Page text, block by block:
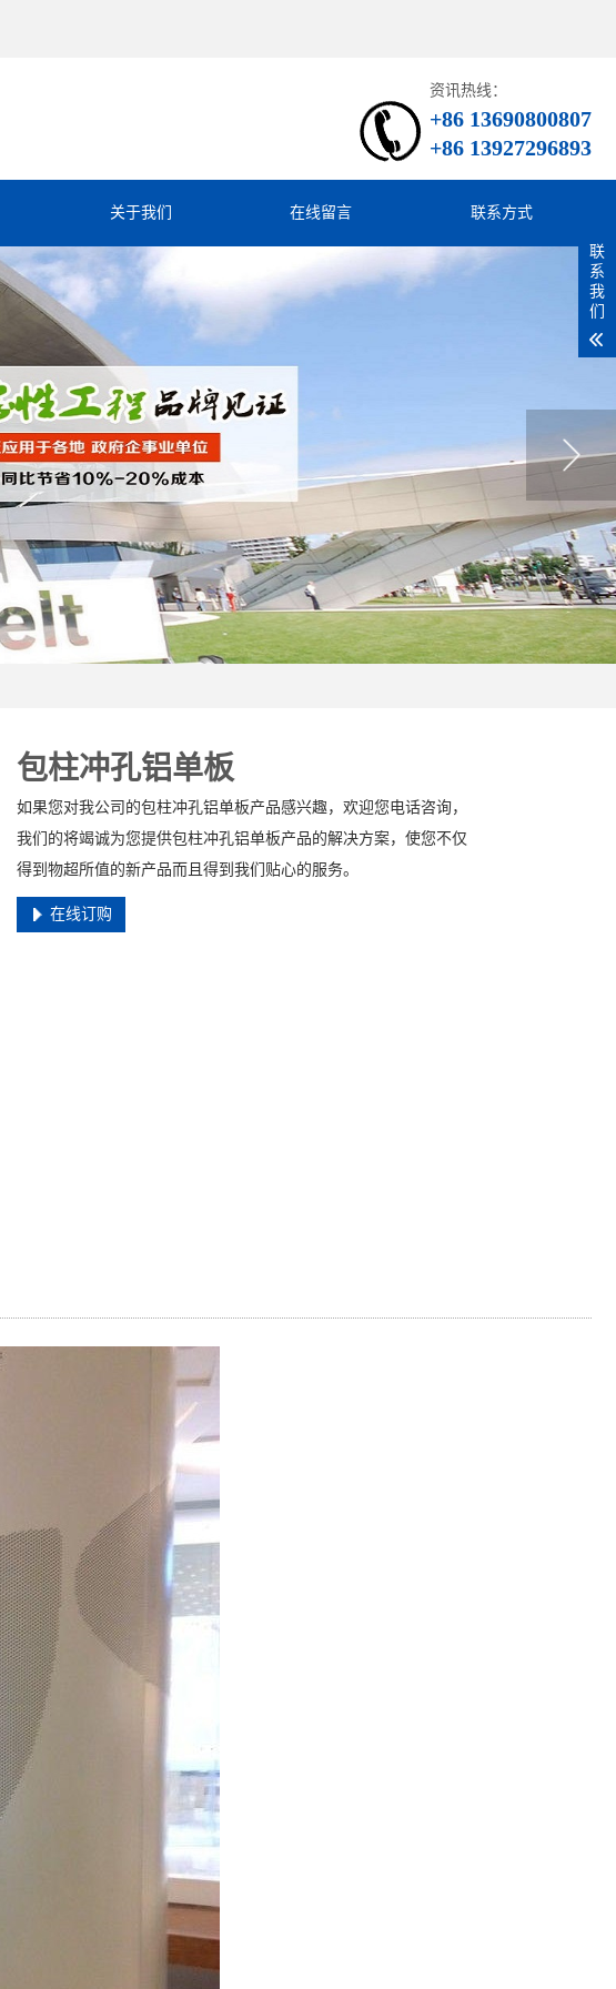
资讯热线：
+86 13690800807
+86 13927296893
关于我们 在线留言 联系方式
包柱冲孔铝单板
如果您对我公司的包柱冲孔铝单板产品感兴趣，欢迎您电话咨询，
我们的将竭诚为您提供包柱冲孔铝单板产品的解决方案，使您不仅
得到物超所值的新产品而且得到我们贴心的服务。
在线订购
联
系
我
们